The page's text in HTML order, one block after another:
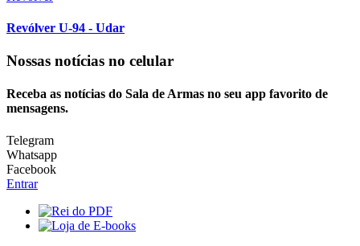
Revólver U-94 - Udar
Nossas notícias no celular
Receba as notícias do Sala de Armas no seu app favorito de
mensagens.
Telegram
Whatsapp
Facebook
Entrar